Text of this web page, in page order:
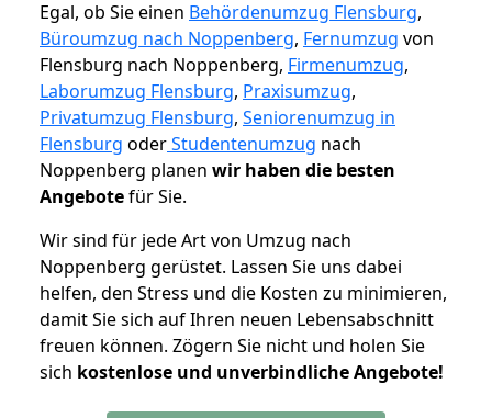
Egal, ob Sie einen Behördenumzug Flensburg,
Büroumzug nach Noppenberg, Fernumzug von
Flensburg nach Noppenberg, Firmenumzug,
Laborumzug Flensburg, Praxisumzug,
Privatumzug Flensburg, Seniorenumzug in
Flensburg oderStudentenumzug nach
Noppenberg planen wir haben die besten
Angebotefür Sie.
Wir sind für jede Art von Umzug nach
Noppenberg gerüstet. Lassen Sie uns dabei
helfen, den Stress und die Kosten zu minimieren,
damit Sie sich auf Ihren neuen Lebensabschnitt
freuen können. Zögern Sie nicht und holen Sie
sich kostenlose und unverbindliche Angebote!